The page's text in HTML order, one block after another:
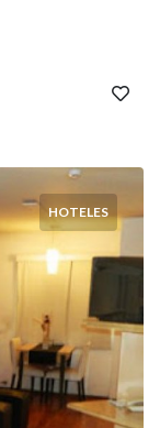
HOTELES